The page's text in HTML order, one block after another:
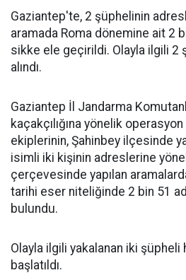
Gaziantep'te, 2 şüphelinin
aramada Roma dönemine ait 2
sikke ele geçirildi. Olayla ilgili 2
alındı.
Gaziantep İl Jandarma
kaçakçılığına yönelik
ekiplerinin, Şahinbey ilçesinde
isimli iki kişinin adreslerine
çerçevesinde yapılan
tarihi eser niteliğinde 2 bin 51
bulundu.
Olayla ilgili yakalanan iki şüpheli
başlatıldı.